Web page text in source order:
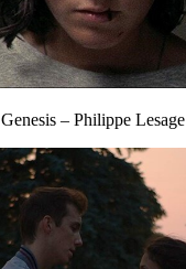
Genesis – Philippe Lesage